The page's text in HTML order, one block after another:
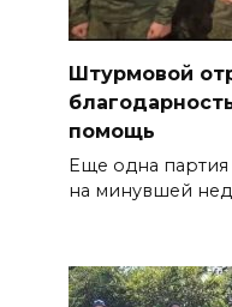
Штурмовой
помощь
Еще одна
на минувшей